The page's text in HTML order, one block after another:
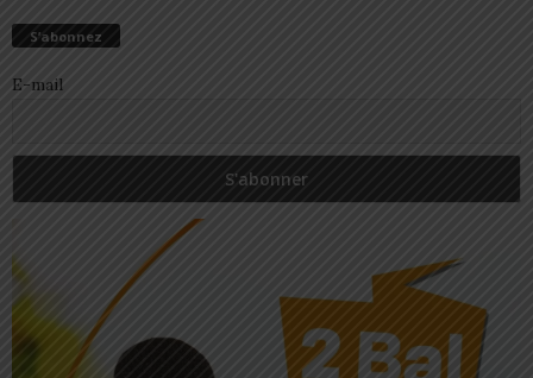
S’abonnez
E-mail